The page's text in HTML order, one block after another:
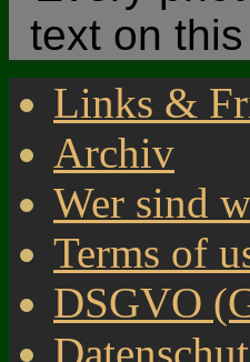
text on
Links &
Archiv
Wer sind
Terms of
DSGVO